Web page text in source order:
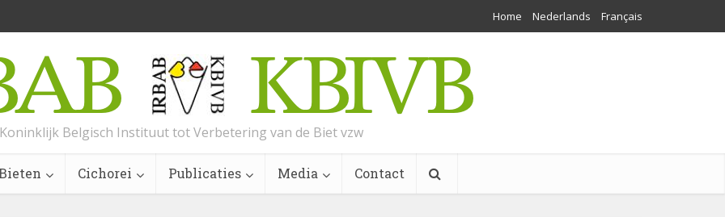
Home Nederlands Français
Koninklijk Belgisch Instituut tot Verbetering van de Biet vzw
Cichorei Publicaties Media Contact